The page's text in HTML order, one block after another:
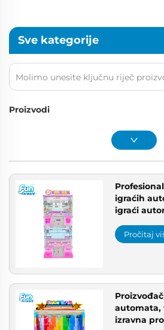
Sve kategorije
Proizvodi
igraćih
igraći
Pročitaj
automata,
izravna